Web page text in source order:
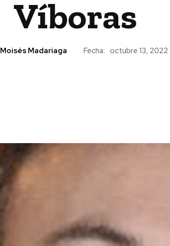
Víboras
Moisés Madariaga Fecha: octubre 13, 2022